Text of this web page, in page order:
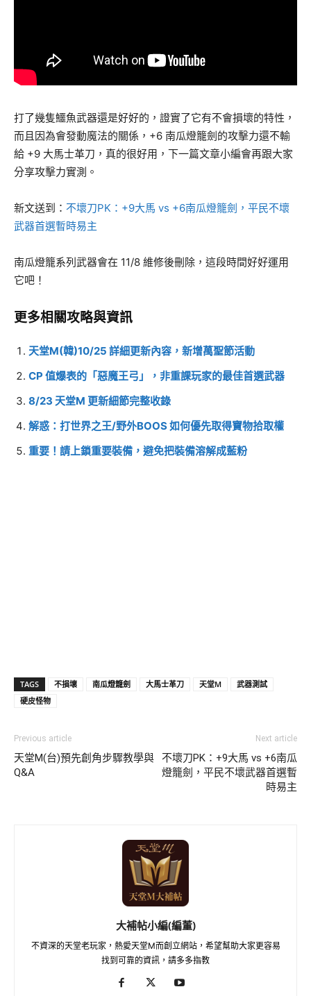
打了幾隻鱷魚武器還是好好的，證實了它有不會損壞的特性，
而且因為會發動魔法的關係，+6 南瓜燈籠劍的攻擊力還不輸
給 +9 大馬士革刀，真的很好用，下一篇文章小編會再跟大家
分享攻擊力實測。
新文送到： 不壞刀PK：+9大馬 vs +6南瓜燈籠劍，平民不壞
武器首選暫時易主
南瓜燈籠系列武器會在 11/8 維修後刪除，這段時間好好運用
它吧！
更多相關攻略與資訊
天堂M(韓)10/25 詳細更新內容，新增萬聖節活動
CP 值爆表的「惡魔王弓」，非重課玩家的最佳首選武器
8/23 天堂M 更新細節完整收錄
解惑：打世界之王/野外BOOS 如何優先取得寶物拾取權
重要！請上鎖重要裝備，避免把裝備溶解成藍粉
TAGS 不損壞 南瓜燈籠劍 大馬士革刀 天堂M
武器測試
硬皮怪物
Previous article
天堂M(台)預先創角步驟教學與
Q&A
Next article
不壞刀PK：+9大馬 vs +6南瓜
燈籠劍，平民不壞武器首選暫
時易主
大補帖小編(編董)
不資深的天堂老玩家，熱愛天堂M而創立網站，希望幫助大家更容易
找到可靠的資訊，請多多指教